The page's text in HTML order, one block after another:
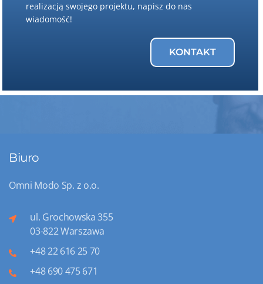
realizacją swojego projektu, napisz do nas
wiadomość!
KONTAKT
Biuro
Omni Modo Sp. z o.o.
ul. Grochowska 355
03-822 Warszawa
+48 22 616 25 70
+48 690 475 671